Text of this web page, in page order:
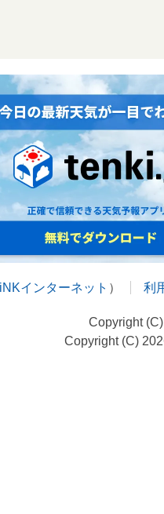
インターネット ） 利
Copyright
Copyright (C)